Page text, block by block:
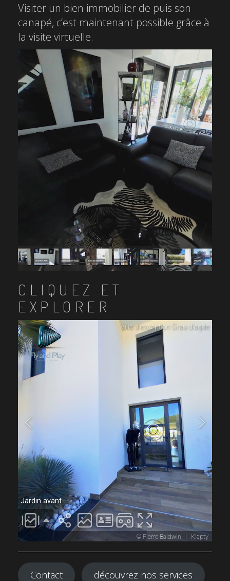
Visiter un bien immobilier de puis son
canapé, c’est maintenant possible grâce à
la visite virtuelle.
CLIQUEZ ET
EXPLORER
Contact découvrez nos services